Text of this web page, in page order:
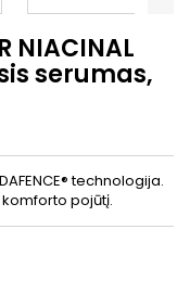
NIACINAL
serumas,
technologija.
pojūtį.